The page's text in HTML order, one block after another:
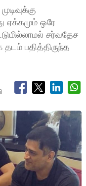
ஏக்கமும் ஒரே
சர்வதேச
தடம் பதித்திருந்த